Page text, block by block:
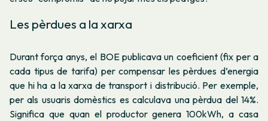
Les pèrdues a la xarxa
Durant força anys, el BOE publicava un coeficient (fix per a
cada tipus de tarifa) per compensar les pèrdues d’energia
que hi ha a la xarxa de transport i distribució. Per exemple,
per als usuaris domèstics es calculava una pèrdua del 14%.
Significa que quan el productor genera 100kWh, a casa